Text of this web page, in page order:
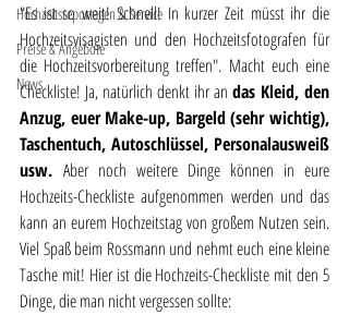
Hochzeitsreportagen & Service
Preise & Angebote
News
"Es ist so weit! Schnell! In kurzer Zeit müsst ihr die
Hochzeitsvisagisten und den Hochzeitsfotografen für
die Hochzeitsvorbereitung treffen". Macht euch eine
Checkliste! Ja, natürlich denkt ihr an das Kleid, den
Anzug, euer Make-up, Bargeld (sehr wichtig),
Taschentuch, Autoschlüssel, Personalausweiß
usw. Aber noch weitere Dinge können in eure
Hochzeits-Checkliste aufgenommen werden und das
kann an eurem Hochzeitstag von großem Nutzen sein.
Viel Spaß beim Rossmann und nehmt euch eine kleine
Tasche mit! Hier ist die Hochzeits-Checkliste mit den 5
Dinge, die man nicht vergessen sollte: